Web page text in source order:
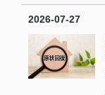
2026-07-27